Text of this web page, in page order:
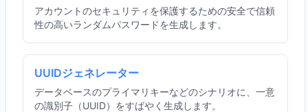
アカウントのセキュリティを保護するための安全で信頼
性の高いランダムパスワードを生成します。
UUIDジェネレーター
データベースのプライマリキーなどのシナリオに、一意
の識別子（UUID）をすばやく生成します。